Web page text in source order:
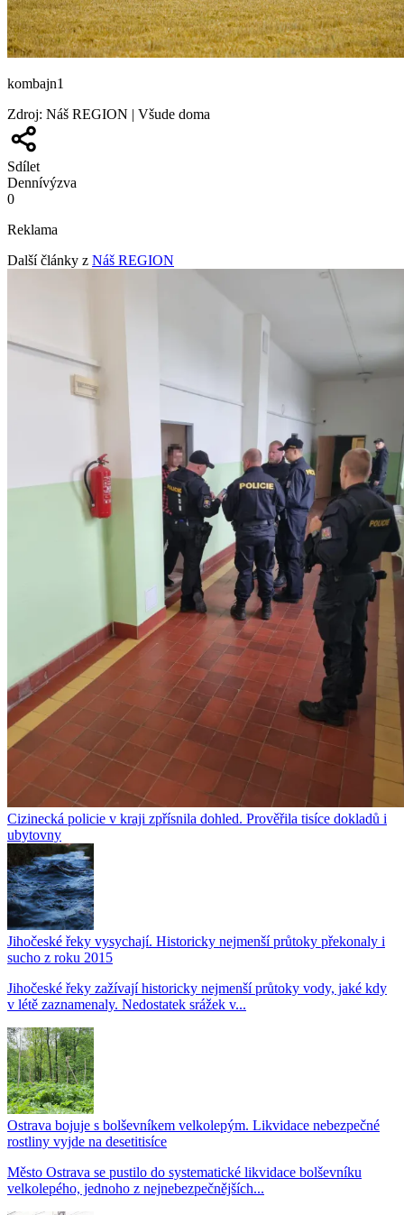
kombajn1
Zdroj: Náš REGION | Všude doma
Sdílet
Dennívýzva
0
Reklama
Další články z Náš REGION
Cizinecká policie v kraji zpřísnila dohled. Prověřila tisíce dokladů i
ubytovny
Jihočeské řeky vysychají. Historicky nejmenší průtoky překonaly i
sucho z roku 2015
Jihočeské řeky zažívají historicky nejmenší průtoky vody, jaké kdy
v létě zaznamenaly. Nedostatek srážek v...
Ostrava bojuje s bolševníkem velkolepým. Likvidace nebezpečné
rostliny vyjde na desetitisíce
Město Ostrava se pustilo do systematické likvidace bolševníku
velkolepého, jednoho z nejnebezpečnějších...